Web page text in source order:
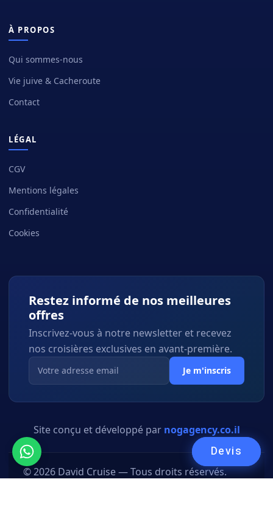
À PROPOS
Qui sommes-nous
Vie juive & Cacheroute
Contact
LÉGAL
CGV
Mentions légales
Confidentialité
Cookies
Restez informé de nos meilleures
offres
Inscrivez-vous à notre newsletter et recevez
nos croisières exclusives en avant-première.
Je m'inscris
Site conçu et développé par nogagency.co.il
© 2026 David Cruise — Tous droits réservés.
Devis